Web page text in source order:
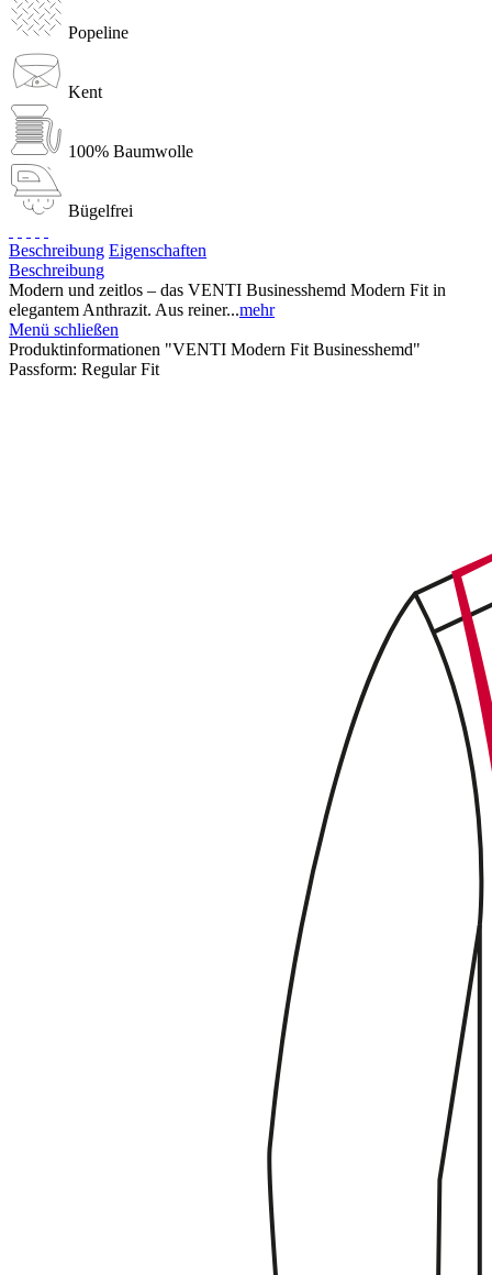
Popeline
Kent
100% Baumwolle
Bügelfrei
Beschreibung Eigenschaften
Beschreibung
Modern und zeitlos – das VENTI Businesshemd Modern Fit in
elegantem Anthrazit. Aus reiner...mehr
Menü schließen
Produktinformationen "VENTI Modern Fit Businesshemd"
Passform: Regular Fit